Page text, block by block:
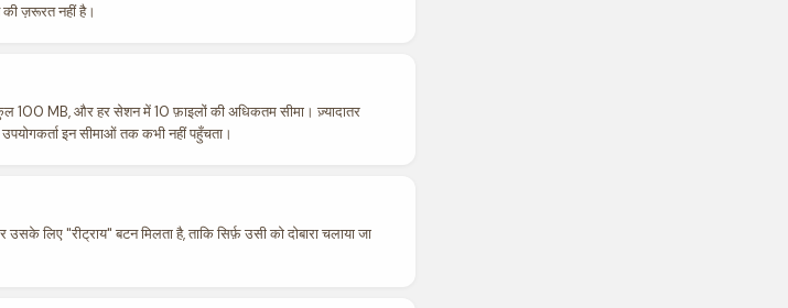
ज़रूरत नहीं है।
100 MB, और हर सेशन में 10 फ़ाइलों की अधिकतम सीमा। ज़्यादातर
इन सीमाओं तक कभी नहीं पहुँचता।
लिए "रीट्राय" बटन मिलता है, ताकि सिर्फ़ उसी को दोबारा चलाया जा